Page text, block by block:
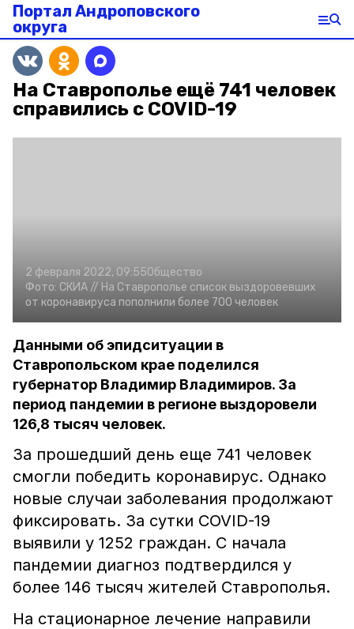
Портал Андроповского
округа
На Ставрополье ещё 741 человек
справились с COVID-19
2 февраля 2022, 09:55Общество
Фото: СКИА // На Ставрополье список выздоровевших
от коронавируса пополнили более 700 человек
Данными об эпидситуации в
Ставропольском крае поделился
губернатор Владимир Владимиров. За
период пандемии в регионе выздоровели
126,8 тысяч человек.
За прошедший день еще 741 человек
смогли победить коронавирус. Однако
новые случаи заболевания продолжают
фиксировать. За сутки COVID-19
выявили у 1252 граждан. С начала
пандемии диагноз подтвердился у
более 146 тысяч жителей Ставрополья.
На стационарное лечение направили